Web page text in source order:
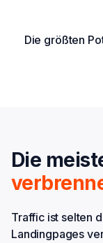
Die größten
Die
Traffic ist selten
Landingpages